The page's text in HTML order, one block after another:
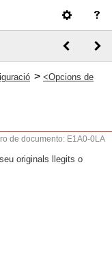
> <Opcions de
de documento: E1A0-0LA
originals llegits o